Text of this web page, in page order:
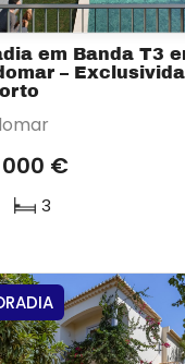
em Banda T3
–
€
3